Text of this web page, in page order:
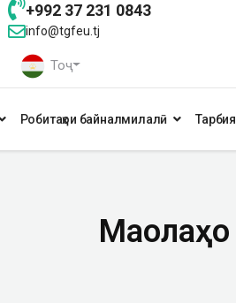
+992 37 231 0843
info@tgfeu.tj
Тоҷ
Робитаҳои байналмилалӣ Тарбия
Мақолаҳо